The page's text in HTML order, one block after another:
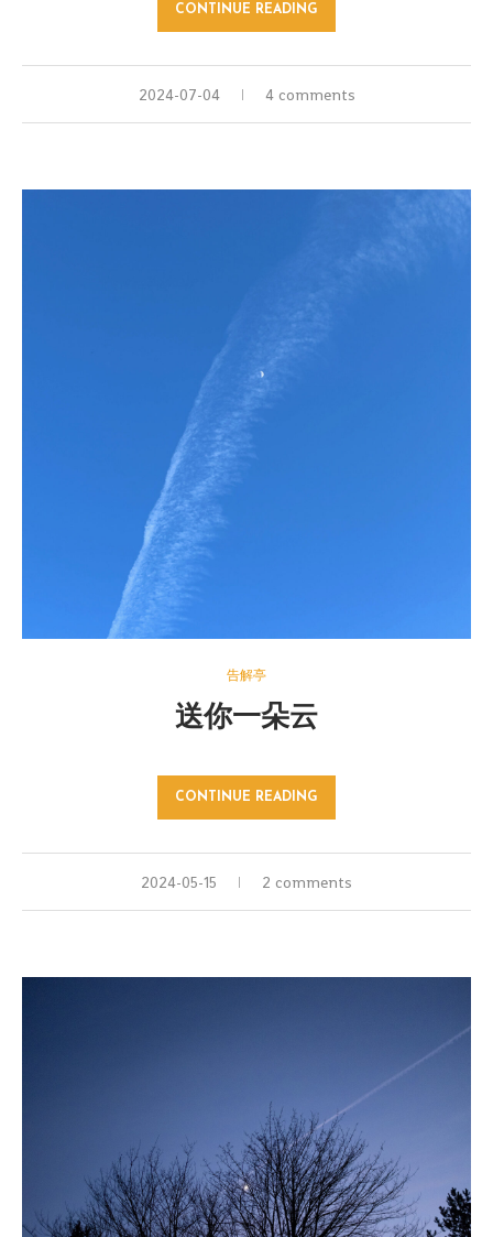
CONTINUE READING
2024-07-04 4 comments
告解亭
送你一朵云
CONTINUE READING
2024-05-15 2 comments